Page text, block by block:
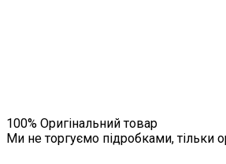
100% Оригінальний товар
Ми не торгуємо підробками, тільки